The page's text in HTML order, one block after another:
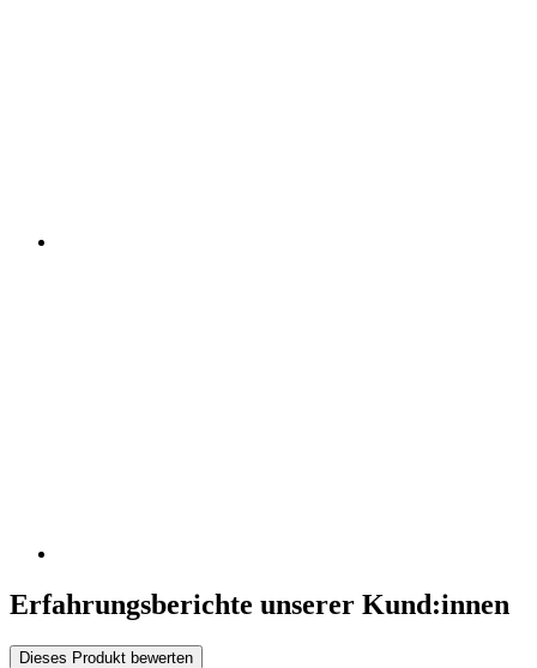
Erfahrungsberichte unserer Kund:innen
Dieses Produkt bewerten